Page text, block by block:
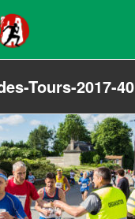
Tours-2017-40